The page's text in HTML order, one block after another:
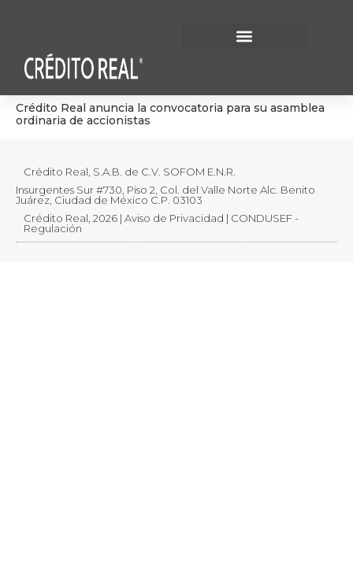
Crédito Real anuncia la convocatoria para su asamblea
ordinaria de accionistas
Crédito Real, S.A.B. de C.V. SOFOM E.N.R.
Insurgentes Sur #730, Piso 2, Col. del Valle Norte Alc. Benito
Juárez, Ciudad de México C.P. 03103
Crédito Real, 2026 | Aviso de Privacidad | CONDUSEF -
Regulación